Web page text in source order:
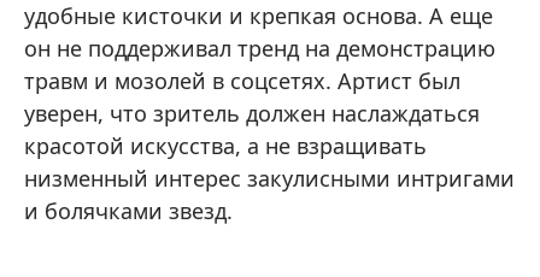
удобные кисточки и крепкая основа. А еще
он не поддерживал тренд на демонстрацию
травм и мозолей в соцсетях. Артист был
уверен, что зритель должен наслаждаться
красотой искусства, а не взращивать
низменный интерес закулисными интригами
и болячками звезд.